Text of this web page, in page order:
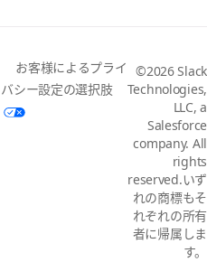
お客様によるプライ
バシー設定の選択肢
©2026 Slack
Technologies,
LLC, a
Salesforce
company. All
rights
reserved.いず
れの商標もそ
れぞれの所有
者に帰属しま
す。